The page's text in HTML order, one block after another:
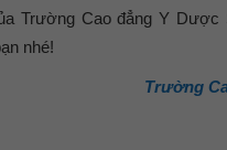
Trường Cao đẳng Y
nhé!
Trường